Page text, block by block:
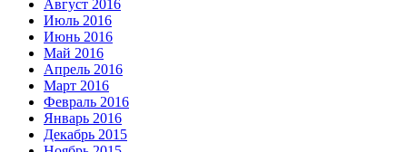
Август 2016
Июль 2016
Июнь 2016
Май 2016
Апрель 2016
Март 2016
Февраль 2016
Январь 2016
Декабрь 2015